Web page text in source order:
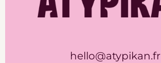
hello@atypikan.fr